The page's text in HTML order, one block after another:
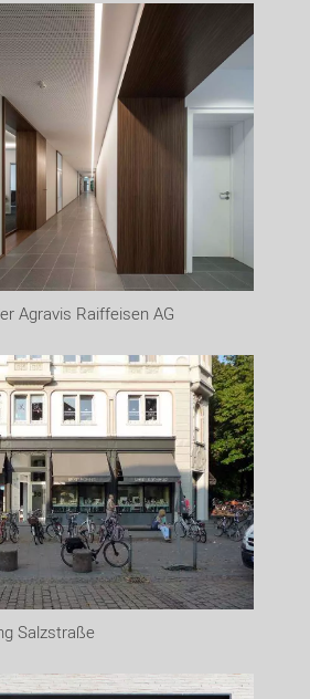
Agravis Raiffeisen AG
Salzstraße